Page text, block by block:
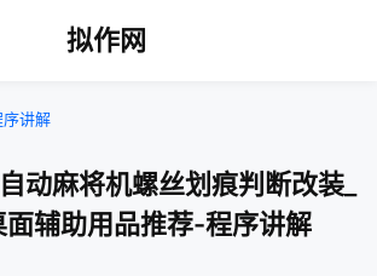
拟作网
序讲解
动麻将机螺丝划痕判断改装_
面辅助用品推荐-程序讲解